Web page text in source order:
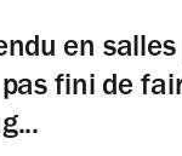
en
fini de